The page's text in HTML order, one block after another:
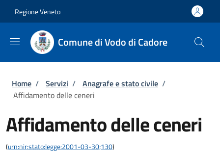
Regione Veneto
Comune di Vodo di Cadore
Briciole di pane
Home / Servizi / Anagrafe e stato civile /
Affidamento delle ceneri
Affidamento delle ceneri
(urn:nir:stato:legge:2001-03-30;130)